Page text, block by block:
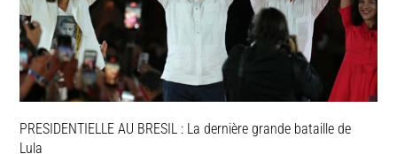
PRESIDENTIELLE AU BRESIL : La dernière grande bataille de
Lula